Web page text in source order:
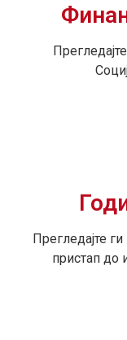
Прегледајте
пристап до